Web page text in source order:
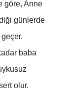
göre, Anne
günlerde
baba
olur.